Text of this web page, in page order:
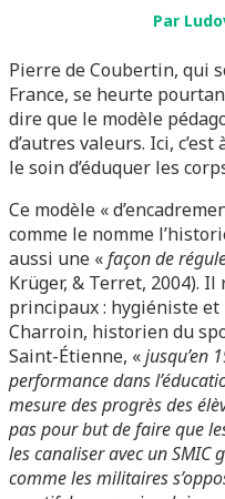
Par
Pierre de Coubertin, qui
France, se heurte
dire que le modèle
d’autres valeurs. Ici,
le soin d’éduquer les
Ce modèle «
comme le nomme
aussi une «façon de
Krüger, & Terret, 2004).
principaux : hygiéniste
Charroin, historien du
Saint-Étienne, «jusqu’en
performance dans
mesure des progrès des
pas pour but de faire que
les canaliser avec un SMIC
comme les militaires